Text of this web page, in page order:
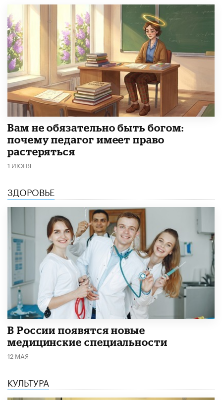
​Вам не обязательно быть богом:
почему педагог имеет право
растеряться
1 ИЮНЯ
ЗДОРОВЬЕ
В России появятся новые
медицинские специальности
12 МАЯ
КУЛЬТУРА